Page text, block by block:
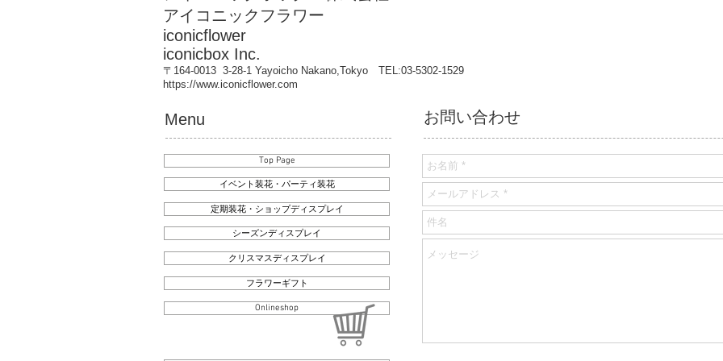
アイコニックフラワー
iconicflower
iconicbox Inc.
〒164-0013 3-28-1 Yayoicho Nakano,Tokyo TEL:03-5302-1529
https://www.iconicflower.com
Menu
Top Page
イベント装花・パーティ装花
定期装花・ショップディスプレイ
シーズンディスプレイ
クリスマスディスプレイ
フラワーギフト
Onlineshop
​お問い合わせ